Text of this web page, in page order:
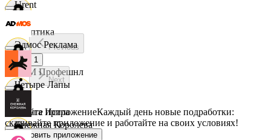
Асептика
АСМ Профешнл
Белуга Истра
Urent
Эдмос Реклама
Четыре Лапы
Снежная Королева
Previous
1
Next
Скачайте приложениеКаждый день новые подработки:
скачивайте приложение и работайте на своих условиях!
Установить приложение